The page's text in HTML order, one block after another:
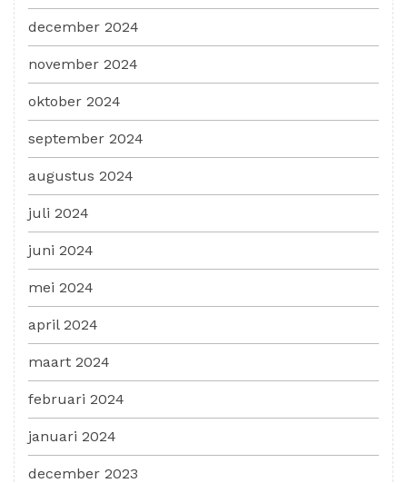
december 2024
november 2024
oktober 2024
september 2024
augustus 2024
juli 2024
juni 2024
mei 2024
april 2024
maart 2024
februari 2024
januari 2024
december 2023